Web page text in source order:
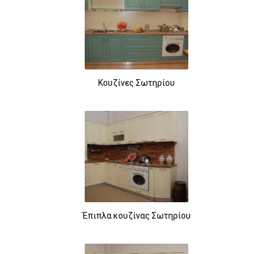
Κουζίνες Σωτηρίου
Έπιπλα κουζίνας Σωτηρίου
260